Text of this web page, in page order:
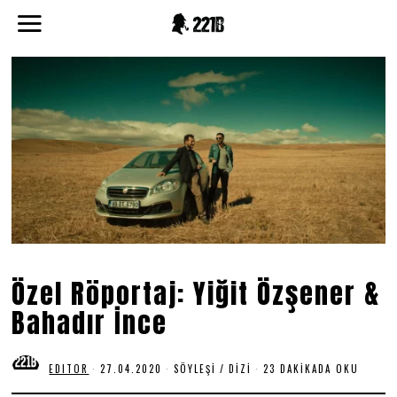
Özel Röportaj: Yiğit Özşener &
Bahadır İnce
EDITOR 27.04.2020 0 SÖYLEŞI / DIZI 23 DAKIKADA OKU